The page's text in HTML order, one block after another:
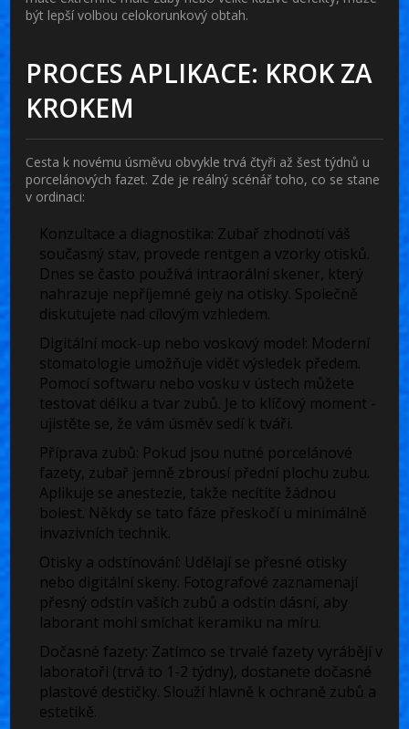
být lepší volbou celokorunkový obtah.
PROCES APLIKACE: KROK ZA
KROKEM
Cesta k novému úsměvu obvykle trvá čtyři až šest týdnů u
porcelánových fazet. Zde je reálný scénář toho, co se stane
v ordinaci:
Konzultace a diagnostika: Zubař zhodnotí váš
současný stav, provede rentgen a vzorky otisků.
Dnes se často používá intraorální skener, který
nahrazuje nepříjemné gely na otisky. Společně
diskutujete nad cílovým vzhledem.
Digitální mock-up nebo voskový model: Moderní
stomatologie umožňuje vidět výsledek předem.
Pomocí softwaru nebo vosku v ústech můžete
testovat délku a tvar zubů. Je to klíčový moment -
ujistěte se, že vám úsměv sedí k tváři.
Příprava zubů: Pokud jsou nutné porcelánové
fazety, zubař jemně zbrousí přední plochu zubu.
Aplikuje se anestezie, takže necítíte žádnou
bolest. Někdy se tato fáze přeskočí u minimálně
invazivních technik.
Otisky a odstínování: Udělají se přesné otisky
nebo digitální skeny. Fotografové zaznamenají
přesný odstín vaších zubů a odstín dásní, aby
laborant mohl smíchat keramiku na míru.
Dočasné fazety: Zatímco se trvalé fazety vyrábějí v
laboratoři (trvá to 1-2 týdny), dostanete dočasné
plastové destičky. Slouží hlavně k ochraně zubů a
estetikě.